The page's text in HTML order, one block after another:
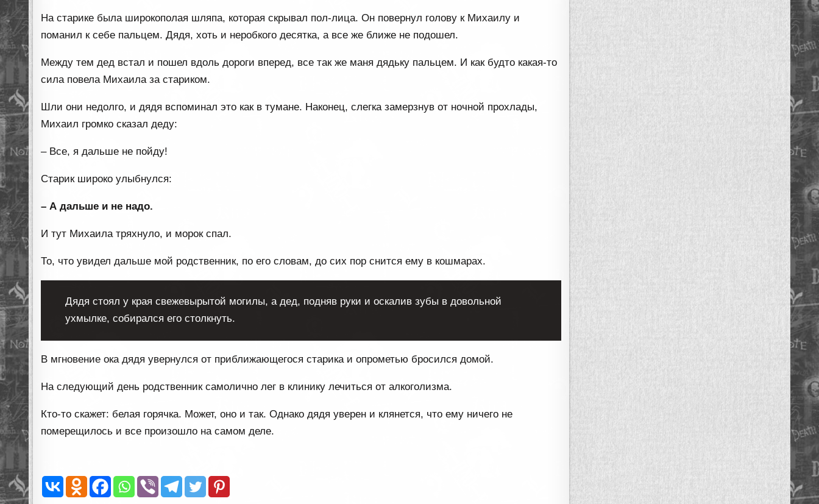
На старике была широкополая шляпа, которая скрывал пол-лица. Он повернул голову к Михаилу и
поманил к себе пальцем. Дядя, хоть и неробкого десятка, а все же ближе не подошел.
Между тем дед встал и пошел вдоль дороги вперед, все так же маня дядьку пальцем. И как будто какая-то
сила повела Михаила за стариком.
Шли они недолго, и дядя вспоминал это как в тумане. Наконец, слегка замерзнув от ночной прохлады,
Михаил громко сказал деду:
– Все, я дальше не пойду!
Старик широко улыбнулся:
– А дальше и не надо.
И тут Михаила тряхнуло, и морок спал.
То, что увидел дальше мой родственник, по его словам, до сих пор снится ему в кошмарах.
Дядя стоял у края свежевырытой могилы, а дед, подняв руки и оскалив зубы в довольной
ухмылке, собирался его столкнуть.
В мгновение ока дядя увернулся от приближающегося старика и опрометью бросился домой.
На следующий день родственник самолично лег в клинику лечиться от алкоголизма.
Кто-то скажет: белая горячка. Может, оно и так. Однако дядя уверен и клянется, что ему ничего не
померещилось и все произошло на самом деле.